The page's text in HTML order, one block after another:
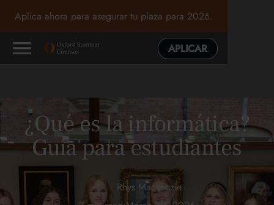
Aplica ahora para asegurar tu plaza para 2026.
APLICAR
¿Qué es la informática?
Guía para estudiantes
Rhys Mackenzie